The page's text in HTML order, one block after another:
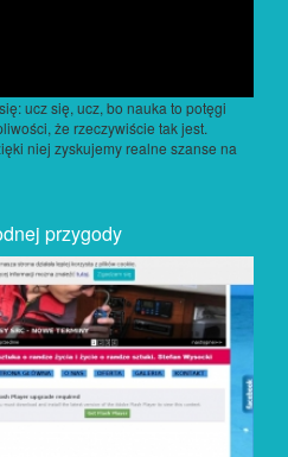
ucz się, ucz, bo nauka to potęgi
że rzeczywiście tak jest.
niej zyskujemy realne szanse na
przygody